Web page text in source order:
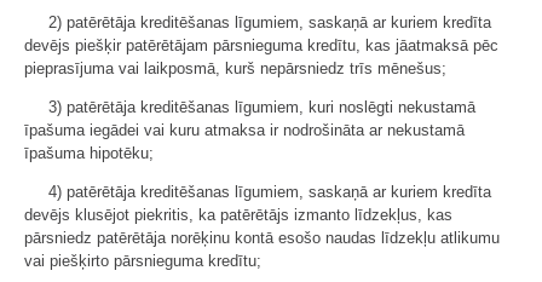
2) patērētāja kreditēšanas līgumiem, saskaņā ar kuriem kredīta
devējs piešķir patērētājam pārsnieguma kredītu, kas jāatmaksā pēc
pieprasījuma vai laikposmā, kurš nepārsniedz trīs mēnešus;
3) patērētāja kreditēšanas līgumiem, kuri noslēgti nekustamā
īpašuma iegādei vai kuru atmaksa ir nodrošināta ar nekustamā
īpašuma hipotēku;
4) patērētāja kreditēšanas līgumiem, saskaņā ar kuriem kredīta
devējs klusējot piekritis, ka patērētājs izmanto līdzekļus, kas
pārsniedz patērētāja norēķinu kontā esošo naudas līdzekļu atlikumu
vai piešķirto pārsnieguma kredītu;